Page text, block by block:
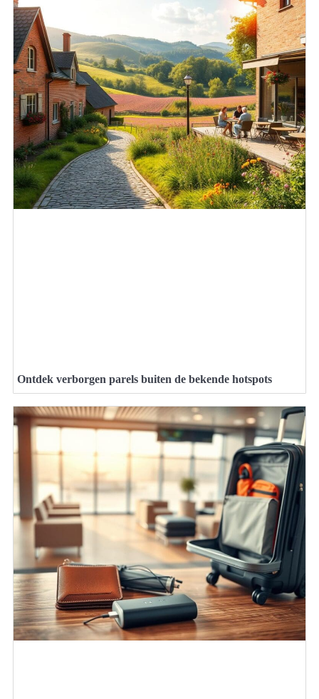
Ontdek verborgen parels buiten de bekende hotspots